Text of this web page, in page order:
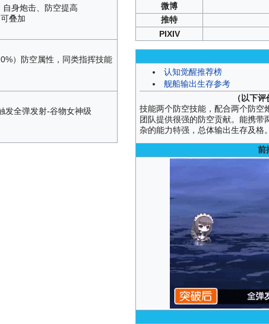
身炮击、防空提高
叠加
）防空属性，同类指挥技能
发全弹发射-谷物女神级
微博
推特
PIXIV
认知觉醒推荐榜
舰船输出生存参考
（以下
技能两个防空技能，配合两个防空
团队提供很强的防空贡献。能携带
杂的能力特强，总体输出生存及格。
前